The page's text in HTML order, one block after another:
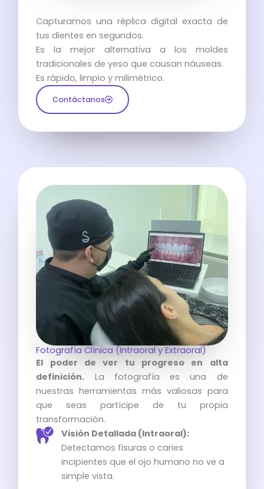
Capturamos una réplica digital exacta de
tus dientes en segundos.
Es la mejor alternativa a los moldes
tradicionales de yeso que causan náuseas.
Es rápido, limpio y milimétrico.
Contáctanos
Fotografía Clínica (Intraoral y Extraoral)
El poder de ver tu progreso en alta
definición. La fotografía es una de
nuestras herramientas más valiosas para
que seas partícipe de tu propia
transformación.
Visión Detallada (Intraoral):
Detectamos fisuras o caries
incipientes que el ojo humano no ve a
simple vista.